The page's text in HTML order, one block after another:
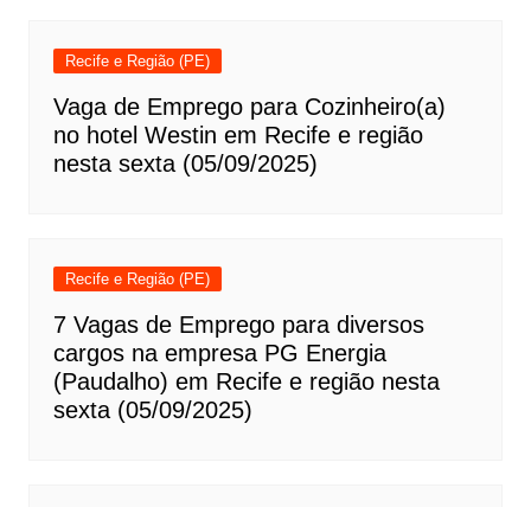
Recife e Região (PE)
Vaga de Emprego para Cozinheiro(a)
no hotel Westin em Recife e região
nesta sexta (05/09/2025)
Recife e Região (PE)
7 Vagas de Emprego para diversos
cargos na empresa PG Energia
(Paudalho) em Recife e região nesta
sexta (05/09/2025)